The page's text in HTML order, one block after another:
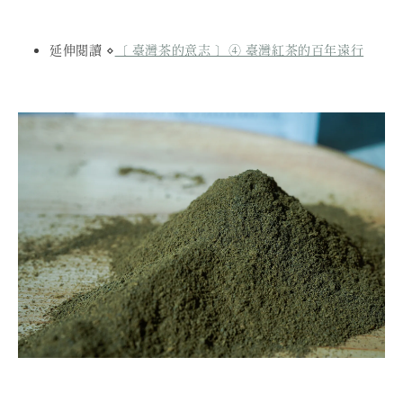
延伸閱讀 ⋄ 〔 臺灣茶的意志 〕④ 臺灣紅茶的百年遠行